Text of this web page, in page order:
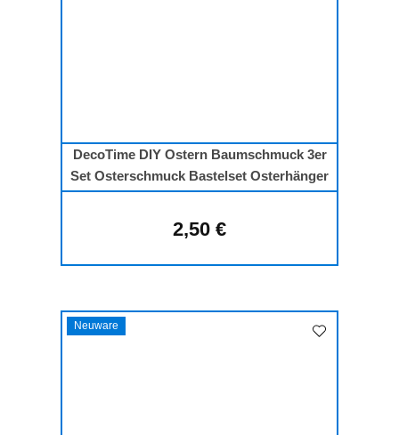
DecoTime DIY Ostern Baumschmuck 3er
Set Osterschmuck Bastelset Osterhänger
Regulärer Preis:
2,50 €
Neuware